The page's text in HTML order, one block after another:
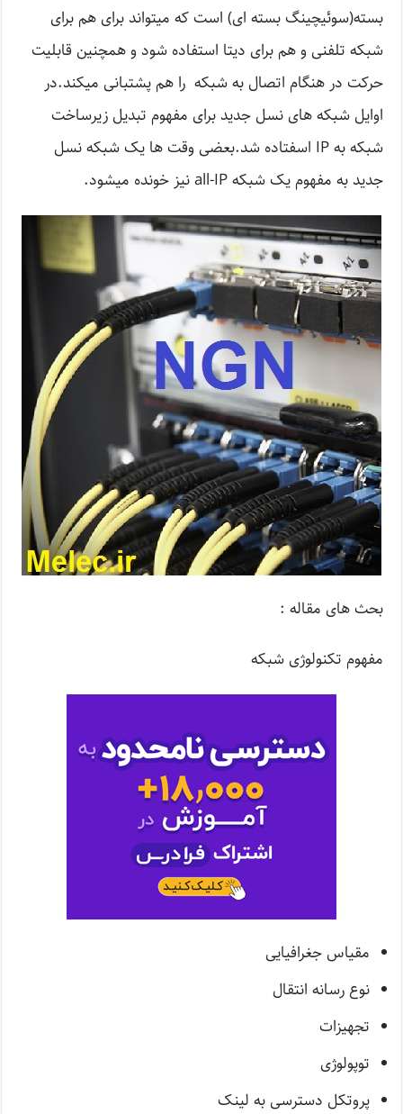
بسته(سوئیچینگ بسته ای) است که میتواند برای هم برای
شبکه تلفنی و هم برای دیتا استفاده شود و همچنین قابلیت
حرکت در هنگام اتصال به شبکه را هم پشتبانی میکند.در
اوایل شبکه های نسل جدید برای مفهوم تبدیل زیرساخت
شبکه به IP اسفتاده شد.بعضی وقت ها یک شبکه نسل
جدید به مفهوم یک شبکه all-IP نیز خونده میشود.
بحث های مقاله :
مفهوم تکنولوژی شبکه
مقیاس جغرافیایی
نوع رسانه انتقال
تجهیزات
توپولوژی
پروتکل دسترسی به لینک